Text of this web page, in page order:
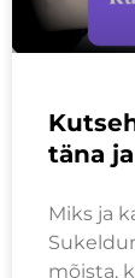
täna
Miks ja
mõista,